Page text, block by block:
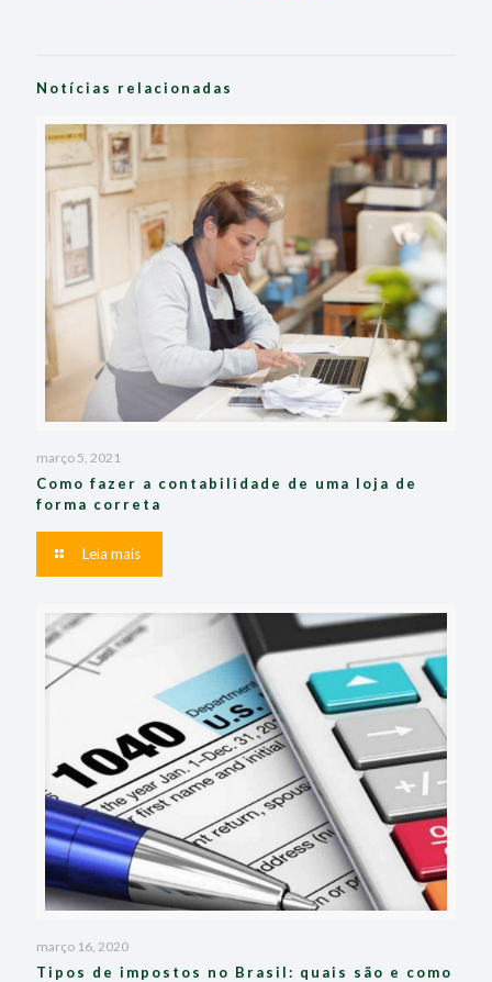
Notícias relacionadas
março 5, 2021
Como fazer a contabilidade de uma loja de
forma correta
Leia mais
março 16, 2020
Tipos de impostos no Brasil: quais são e como